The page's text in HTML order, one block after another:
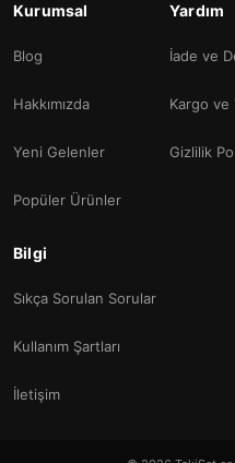
Kurumsal
Blog
Hakkımızda
Yeni Gelenler
Popüler Ürünler
Yardım
İade ve
Kargo ve
Gizlilik
Bilgi
Sıkça Sorulan Sorular
Kullanım Şartları
İletişim